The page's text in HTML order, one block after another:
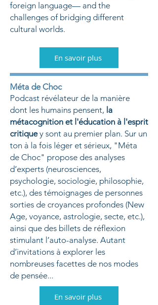
foreign language— and the
challenges of bridging different
cultural worlds.
En savoir plus
Méta de Choc
Podcast révélateur de la manière
dont les humains pensent, la
métacognition et l'éducation à l'esprit
critiquey sont au premier plan. Sur un
ton à la fois léger et sérieux, "Méta
de Choc" propose des analyses
d’experts (neurosciences,
psychologie, sociologie, philosophie,
etc.), des témoignages de personnes
sorties de croyances profondes (New
Age, voyance, astrologie, secte, etc.),
ainsi que des billets de réflexion
stimulant l’auto-analyse. Autant
d’invitations à explorer les
nombreuses facettes de nos modes
de pensée...
En savoir plus